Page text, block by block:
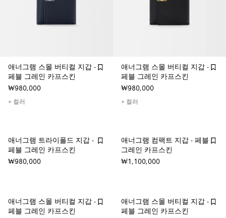
애너그램 스몰 버티컬 지갑 -
페블 그레인 카프스킨
₩980,000
+ 컬러
애너그램 스몰 버티컬 지갑 -
페블 그레인 카프스킨
₩980,000
+ 컬러
애너그램 트라이폴드 지갑 -
페블 그레인 카프스킨
₩980,000
애너그램 컴팩트 지갑 - 페블
그레인 카프스킨
₩1,100,000
애너그램 스몰 버티컬 지갑 -
페블 그레인 카프스킨
애너그램 스몰 버티컬 지갑 -
페블 그레인 카프스킨